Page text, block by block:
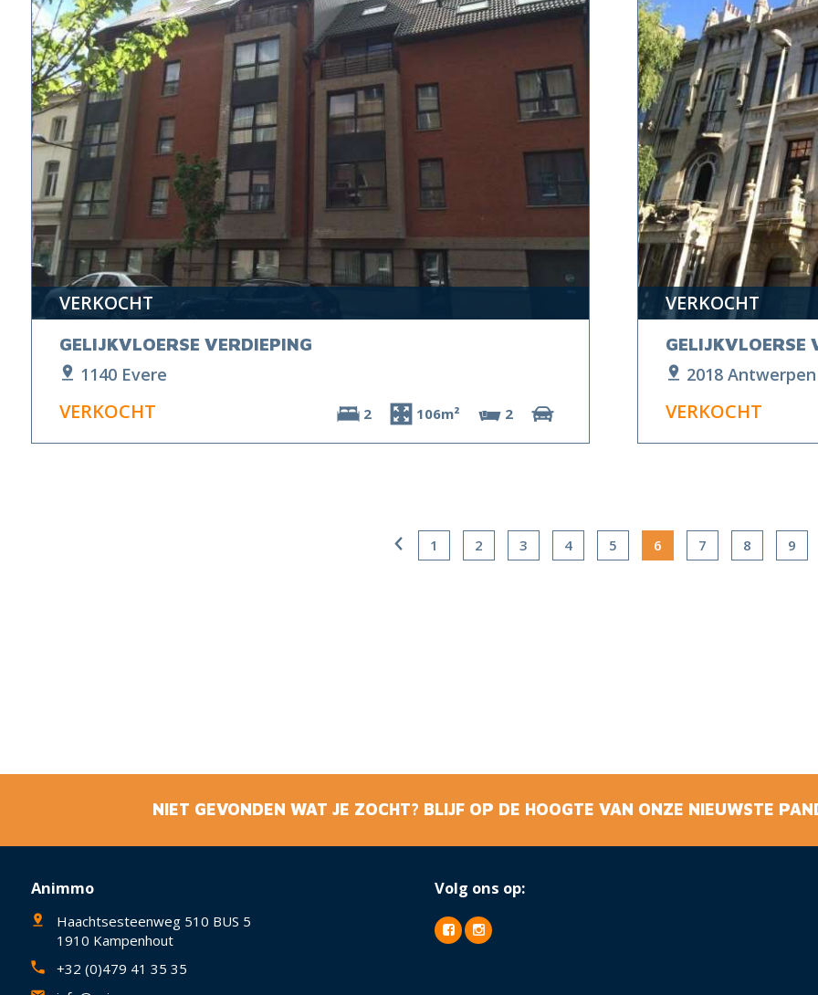
VERKOCHT
GELIJKVLOERSE VERDIEPING
1140 Evere
VERKOCHT 2 106m² 2
VERKOCHT
GELIJKVLOERSE
2018 Antwerpen
VERKOCHT
1 2 3 4 5 6 7 8 9
NIET GEVONDEN WAT JE ZOCHT? BLIJF OP DE HOOGTE VAN ONZE NIEUWSTE
Animmo
Haachtsesteenweg 510 BUS 5
1910 Kampenhout
+32 (0)479 41 35 35
Volg ons op: